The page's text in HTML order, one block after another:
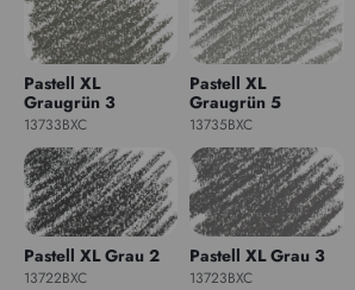
Pastell XL
Graugrün 3
13733BXC
Pastell XL
Graugrün 5
13735BXC
Pastell XL Grau 2
13722BXC
Pastell XL Grau 3
13723BXC